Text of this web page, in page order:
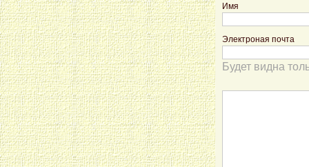
Имя
Электроная почта
Будет видна